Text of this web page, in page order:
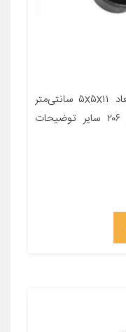
معرفی محصول جزئیات محصول ابعاد ۵x۵x۱۱ سانتی‌متر
جنس فلز مناسب برای خودرو پژو ۲۰۶ سایر توضیحات